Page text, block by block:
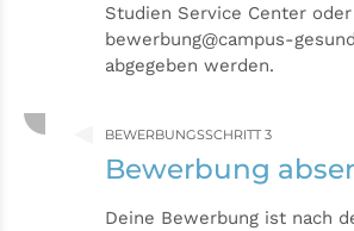
Studien Service Center
bewerbung@campus-
abgegeben werden.
BEWERBUNGSSCHRITT 3
Bewerbung
Deine Bewerbung ist nach